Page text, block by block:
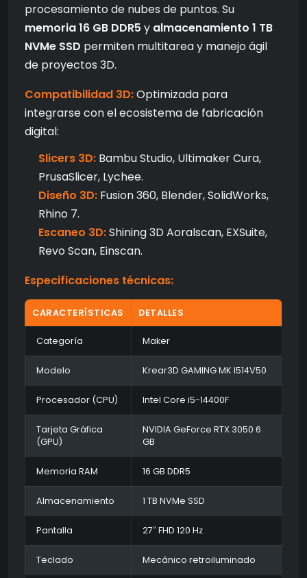
procesamiento de nubes de puntos. Su
memoria 16 GB DDR5 y almacenamiento 1 TB
NVMe SSD permiten multitarea y manejo ágil
de proyectos 3D.
Compatibilidad 3D:Optimizada para
integrarse con el ecosistema de fabricación
digital:
Slicers 3D: Bambu Studio, Ultimaker Cura,
PrusaSlicer, Lychee.
Diseño 3D: Fusion 360, Blender, SolidWorks,
Rhino 7.
Escaneo 3D:Shining 3D Aoralscan, EXSuite,
Revo Scan, Einscan.
Especificaciones técnicas:
CARACTERÍSTICAS DETALLES
Categoría Maker
Modelo Krear3D GAMING MK I514V50
Procesador (CPU) Intel Core i5-14400F
Tarjeta Gráfica
(GPU)
NVIDIA GeForce RTX 3050 6
GB
Memoria RAM 16 GB DDR5
Almacenamiento 1 TB NVMe SSD
Pantalla 27″ FHD 120 Hz
Teclado Mecánico retroiluminado